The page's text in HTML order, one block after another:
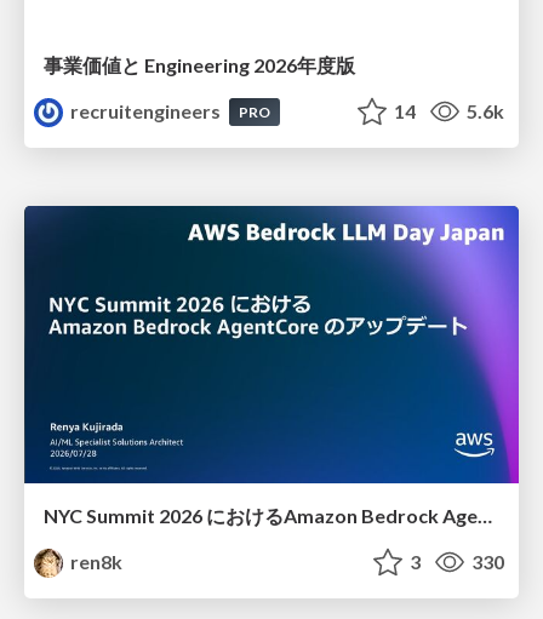
事業価値と Engineering 2026年度版
recruitengineers
PRO 14 5.6k
NYC Summit 2026 における Amazon Bedrock AgentCore のアップデート
ren8k
3 330